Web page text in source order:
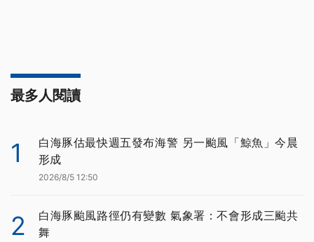
最多人閱讀
1
白海豚估最快週五發布海警 另一颱風「鯨魚」今晨
形成
2026/8/5 12:50
2
白海豚颱風路徑仍有變數 氣象署：不會形成三颱共
舞